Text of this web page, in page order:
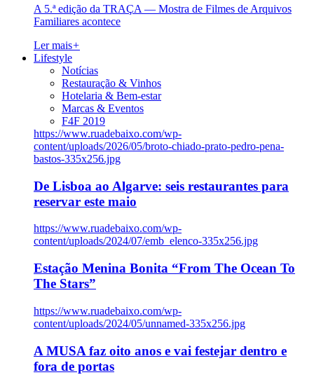
A 5.ª edição da TRAÇA — Mostra de Filmes de Arquivos
Familiares acontece
Ler mais+
Lifestyle
Notícias
Restauração & Vinhos
Hotelaria & Bem-estar
Marcas & Eventos
F4F 2019
https://www.ruadebaixo.com/wp-
content/uploads/2026/05/broto-chiado-prato-pedro-pena-
bastos-335x256.jpg
De Lisboa ao Algarve: seis restaurantes para
reservar este maio
https://www.ruadebaixo.com/wp-
content/uploads/2024/07/emb_elenco-335x256.jpg
Estação Menina Bonita “From The Ocean To
The Stars”
https://www.ruadebaixo.com/wp-
content/uploads/2024/05/unnamed-335x256.jpg
A MUSA faz oito anos e vai festejar dentro e
fora de portas